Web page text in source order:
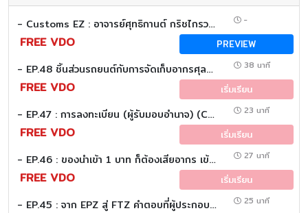
- Customs EZ : อาจารย์ศุทธิกานต์ กริชไกรวรรณ(อ.อ้อย) -
FREE VDO PREVIEW
- EP.48 ชิ้นส่วนรถยนต์กับการจัดเก็บอากรศุลกากร (Customs EZ (Eazy)) 38 นาที
FREE VDO เริ่มเรียน
- EP.47 : การลงทะเบียน (ผู้รับมอบอำนาจ) (Customs EZ (Eazy)) 23 นาที
FREE VDO เริ่มเรียน
- EP.46 : ของนำเข้า 1 บาท ก็ต้องเสียอากร เข้าใจเกณฑ์ใหม่ศุลกากร ปี 2569 (Customs EZ (Eazy)) 27 นาที
FREE VDO เริ่มเรียน
- EP.45 : จาก EPZ สู่ FTZ คำตอบที่ผู้ประกอบการควรรู้ (Customs EZ (Eazy)) 25 นาที